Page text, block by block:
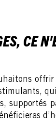
CE
supportés